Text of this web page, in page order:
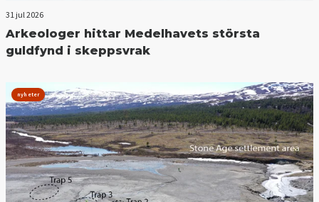
31 jul 2026
Arkeologer hittar Medelhavets största
guldfynd i skeppsvrak
nyheter